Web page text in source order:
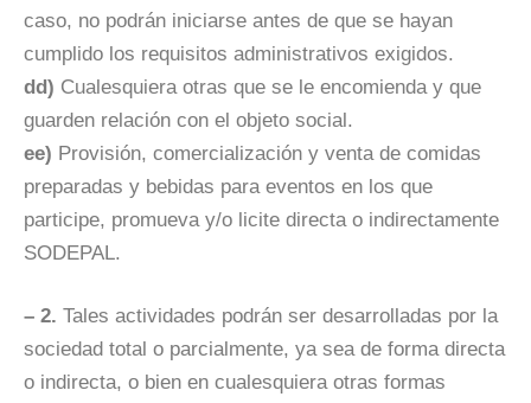
caso, no podrán iniciarse antes de que se hayan
cumplido los requisitos administrativos exigidos.
dd) Cualesquiera otras que se le encomienda y que
guarden relación con el objeto social.
ee) Provisión, comercialización y venta de comidas
preparadas y bebidas para eventos en los que
participe, promueva y/o licite directa o indirectamente
SODEPAL.
– 2. Tales actividades podrán ser desarrolladas por la
sociedad total o parcialmente, ya sea de forma directa
o indirecta, o bien en cualesquiera otras formas